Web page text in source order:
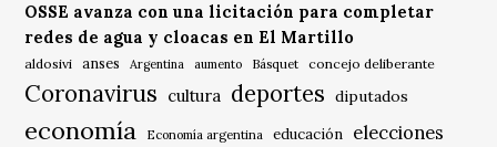
OSSE avanza con una licitación para completar
redes de agua y cloacas en El Martillo
aldosivi anses Argentina aumento Básquet concejo deliberante
Coronavirus cultura deportes diputados
economía Economía argentina educación elecciones